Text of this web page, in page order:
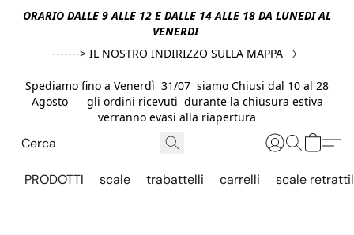
ORARIO DALLE 9 ALLE 12 E DALLE 14 ALLE 18 DA LUNEDI AL
VENERDI
-------> IL NOSTRO INDIRIZZO SULLA MAPPA
Spediamo fino a Venerdì 31/07 siamo Chiusi dal 10 al 28
Agosto gli ordini ricevuti durante la chiusura estiva
verranno evasi alla riapertura
PRODOTTI scale trabattelli carrelli scale